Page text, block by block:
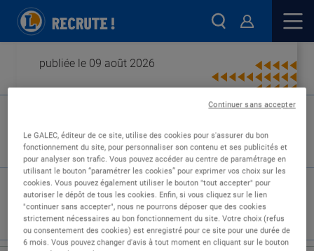
publiée le 09 août 2026
Type de contrat :
Expérience :
Études :
Le GALEC, éditeur de ce site, utilise des cookies pour s'assurer du bon
fonctionnement du site, pour personnaliser son contenu et ses publicités et
pour analyser son trafic. Vous pouvez accéder au centre de paramétrage en
utilisant le bouton “paramétrer les cookies” pour exprimer vos choix sur les
cookies. Vous pouvez également utiliser le bouton "tout accepter" pour
autoriser le dépôt de tous les cookies. Enfin, si vous cliquez sur le lien
"continuer sans accepter", nous ne pourrons déposer que des cookies
strictement nécessaires au bon fonctionnement du site. Votre choix (refus
ou consentement des cookies) est enregistré pour ce site pour une durée de
6 mois. Vous pouvez changer d'avis à tout moment en cliquant sur le bouton
Continuer sans accepter